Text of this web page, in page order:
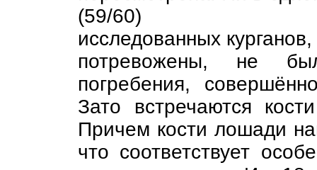
(59/60)
исследованных
потревожены, не
погребения,
Зато встречаются
Причем кости лошади
что соответствует